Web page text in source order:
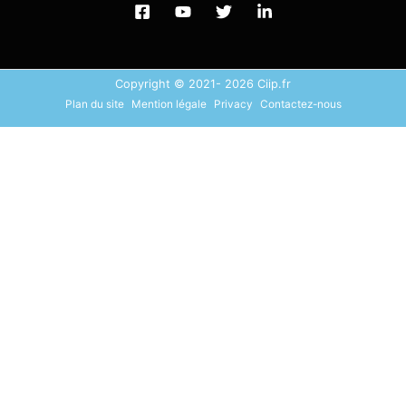
Copyright © 2021- 2026 Ciip.fr
Plan du site Mention légale Privacy Contactez-nous